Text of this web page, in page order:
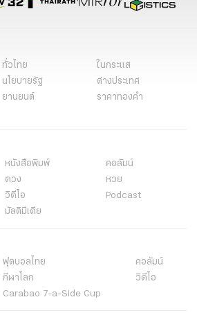
ทั่วไทย
ในกระแส
นโยบายรัฐ
ต่างประเทศ
ยานยนต์
ราคาทองคำ
หนังสือพิมพ์
คอลัมน์
ดวง
หวย
วิดีโอ
Podcast
มัลติมีเดีย
ฟุตบอลไทย
คอลัมน์
กีฬาโลก
วิดีโอ
Carabao 7-a-Side Cup